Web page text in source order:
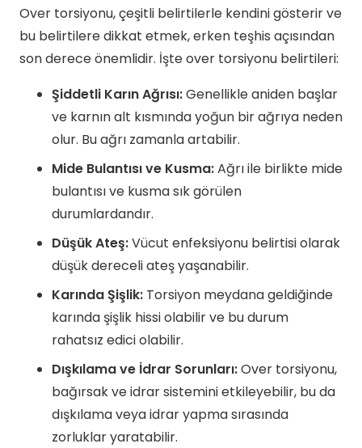
Over torsiyonu, çeşitli belirtilerle kendini gösterir ve
bu belirtilere dikkat etmek, erken teşhis açısından
son derece önemlidir. İşte over torsiyonu belirtileri:
Şiddetli Karın Ağrısı:Genellikle aniden başlar
ve karnın alt kısmında yoğun bir ağrıya neden
olur. Bu ağrı zamanla artabilir.
Mide Bulantısı ve Kusma:Ağrı ile birlikte mide
bulantısı ve kusma sık görülen
durumlardandır.
Düşük Ateş:Vücut enfeksiyonu belirtisi olarak
düşük dereceli ateş yaşanabilir.
Karında Şişlik: Torsiyon meydana geldiğinde
karında şişlik hissi olabilir ve bu durum
rahatsız edici olabilir.
Dışkılama ve İdrar Sorunları:Over torsiyonu,
bağırsak ve idrar sistemini etkileyebilir, bu da
dışkılama veya idrar yapma sırasında
zorluklar yaratabilir.